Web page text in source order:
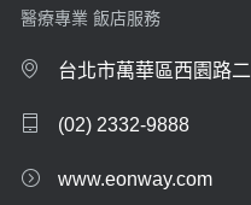
流感疫苗】門診預約
醫療專業 飯店服務
台北市萬華區西園路
(02) 2332-9888
www.eonway.com